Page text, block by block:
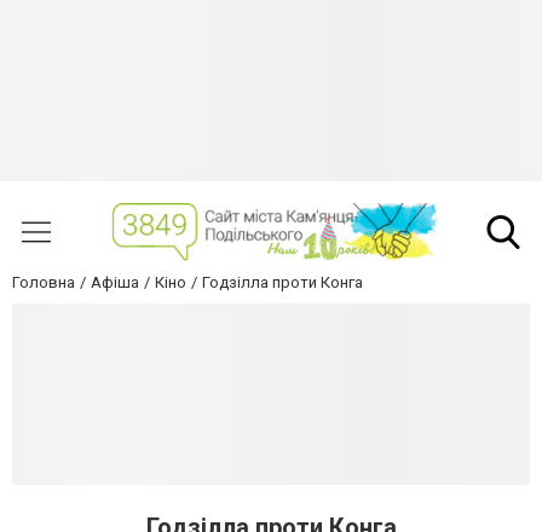
Головна Афіша Кіно Годзілла проти Конга